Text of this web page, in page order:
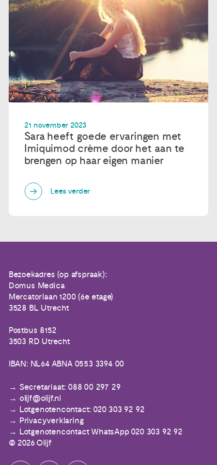
21 november 2023
Sara heeft goede ervaringen met
Imiquimod crème door het aan te
brengen op haar eigen manier
Lees verder
Bezoekadres (op afspraak):
Domus Medica
Mercatorlaan 1200 (6e etage)
3528 BL Utrecht
Postbus 8152
3503 RD Utrecht
IBAN: NL64 ABNA 0553 3394 00
Secretariaat: 088 00 297 29
olijf@olijf.nl
Lotgenotencontact: 020 303 92 92
Privacyverklaring
Lotgenotencontact WhatsApp 020 303 92 92
© 2026 Olijf